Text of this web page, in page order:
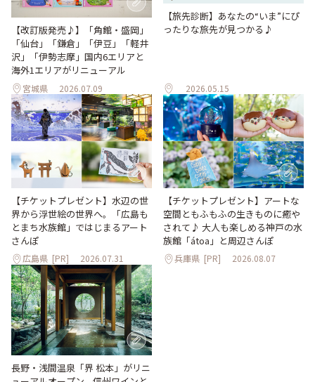
【改訂版発売♪】「角館・盛岡」
「仙台」「鎌倉」「伊豆」「軽井
沢」「伊勢志摩」国内6エリアと
海外1エリアがリニューアル
宮城県 2026.07.09
【旅先診断】あなたの“いま”にぴ
ったりな旅先が見つかる♪
2026.05.15
【チケットプレゼント】水辺の世
界から浮世絵の世界へ。「広島も
とまち水族館」ではじまるアート
さんぽ
広島県 [PR] 2026.07.31
【チケットプレゼント】アートな
空間ともふもふの生きものに癒や
されて♪ 大人も楽しめる神戸の水
族館「átoa」と周辺さんぽ
兵庫県 [PR] 2026.08.07
長野・浅間温泉「界 松本」がリニ